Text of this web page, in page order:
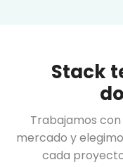
Stack
Trabajamos
mercado y
cada